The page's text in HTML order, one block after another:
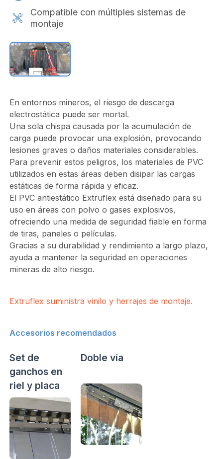
Compatible con múltiples sistemas de
montaje
En entornos mineros, el riesgo de descarga
electrostática puede ser mortal.
Una sola chispa causada por la acumulación de
carga puede provocar una explosión, provocando
lesiones graves o daños materiales considerables.
Para prevenir estos peligros, los materiales de PVC
utilizados en estas áreas deben disipar las cargas
estáticas de forma rápida y eficaz.
El PVC antiestático Extruflex está diseñado para su
uso en áreas con polvo o gases explosivos,
ofreciendo una medida de seguridad fiable en forma
de tiras, paneles o películas.
Gracias a su durabilidad y rendimiento a largo plazo,
ayuda a mantener la seguridad en operaciones
mineras de alto riesgo.
Extruflex suministra vinilo y herrajes de montaje.
Accesorios recomendados
Set de
ganchos en
riel y placa
Doble vía